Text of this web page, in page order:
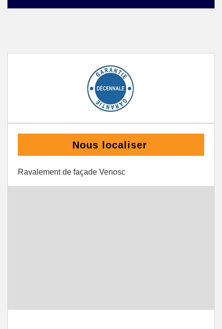
Nous localiser
Ravalement de façade Venosc